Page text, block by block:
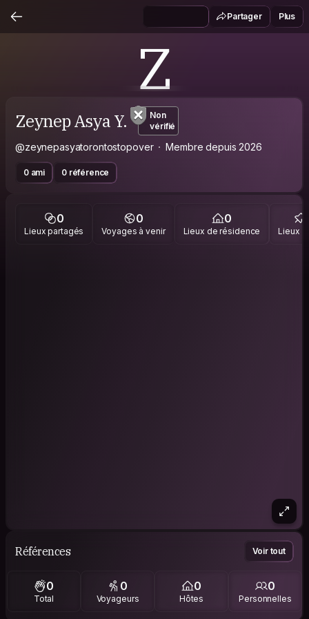
Partager Plus
Z
Zeynep Asya Y.
Non
vérifié
@zeynepasyatorontostopover Membre depuis 2026
0 ami 0 référence
0
Lieux partagés
0
Voyages à venir
0
Lieux de résidence Lieux
Références Voir tout
0
Total
0
Voyageurs
0
Hôtes
0
Personnelles